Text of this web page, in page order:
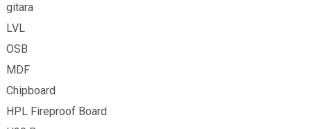
gitara
LVL
OSB
MDF
Chipboard
HPL Fireproof Board